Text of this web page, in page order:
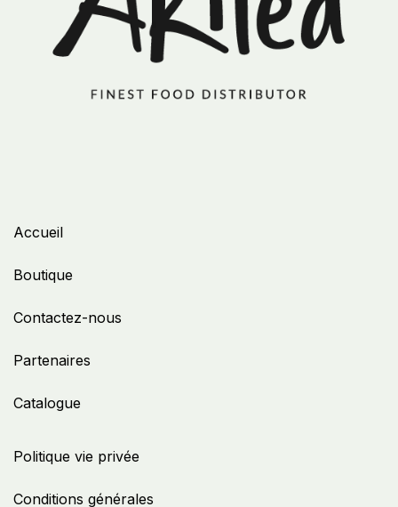
Politique vie privée
Conditions générales
Accueil
Boutique
Contactez-nous
Partenaires
Catalogue